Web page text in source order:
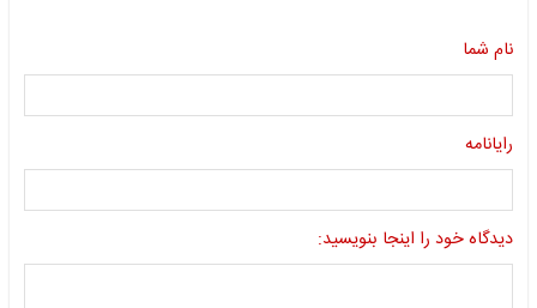
نام شما
رایانامه
دیدگاه خود را اینجا بنویسید: